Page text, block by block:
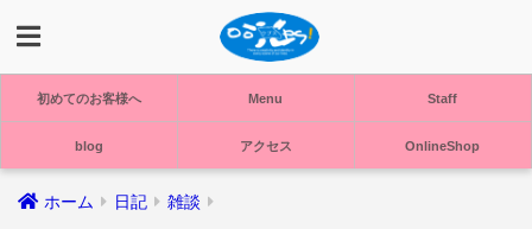
初めてのお客様へ Menu Staff
blog アクセス OnlineShop
ホーム 日記 雑談